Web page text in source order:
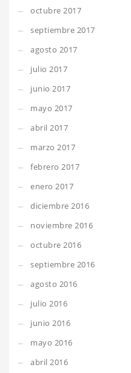
octubre 2017
septiembre 2017
agosto 2017
julio 2017
junio 2017
mayo 2017
abril 2017
marzo 2017
febrero 2017
enero 2017
diciembre 2016
noviembre 2016
octubre 2016
septiembre 2016
agosto 2016
julio 2016
junio 2016
mayo 2016
abril 2016